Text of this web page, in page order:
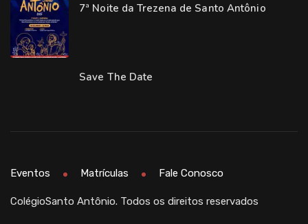
7ª Noite da Trezena de Santo Antônio
Save The Date
ColégioSanto Antônio. Todos os direitos reservados
Eventos Matrículas Fale Conosco